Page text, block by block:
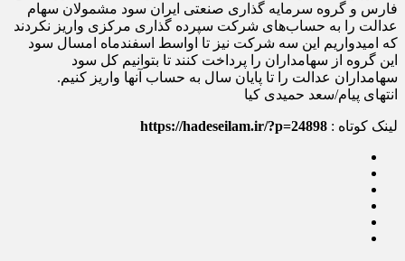
فارس و گروه سرمایه گذاری صنعتی ایران سود مشمولان سهام
عدالت را به حساب‌های شرکت سپرده گذاری مرکزی واریز نکردند
که امیدواریم این سه شرکت نیز تا اواسط اسفندماه امسال سود
این گروه از سهامداران را پرداخت کنند تا بتوانیم کل سود
سهامداران عدالت را تا پایان سال به حساب آنها واریز کنیم.
انتهای پیام/سعد حمیدی کیا
لینک کوتاه : https://hadeseilam.ir/?p=24898